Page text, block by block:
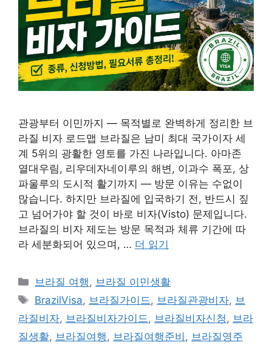
관광부터 이민까지 — 목적별로 완벽하게 정리한 브
라질 비자 로드맵 브라질은 남미 최대 국가이자 세
계 5위의 광활한 영토를 가진 나라입니다. 아마존
열대우림, 리우데자네이루의 해변, 이과수 폭포, 상
파울루의 도시적 활기까지 — 방문 이유는 수없이
많습니다. 하지만 브라질에 입국하기 전, 반드시 짚
고 넘어가야 할 것이 바로 비자(Visto) 문제입니다.
브라질의 비자 제도는 방문 목적과 체류 기간에 따
라 세분화되어 있으며, … 더 읽기
카
테
리
브라질 여행, 브라질 이민생활
태
그
BrazilVisa, 브라질가이드, 브라질관광비자, 브
라질비자, 브라질비자가이드, 브라질비자신청, 브라
질생활, 브라질여행, 브라질여행준비 , 브라질영주